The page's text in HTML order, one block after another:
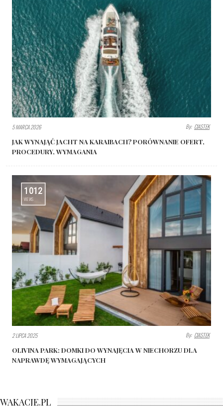
5 MARCA 2026 By: CIASTEK
JAK WYNAJĄĆ JACHT NA KARAIBACH? PORÓWNANIE OFERT,
PROCEDURY, WYMAGANIA
1012
VIEWS
2 LIPCA 2025 By: CIASTEK
OLIVINA PARK: DOMKI DO WYNAJĘCIA W NIECHORZU DLA
NAPRAWDĘ WYMAGAJĄCYCH
WAKACJE.PL